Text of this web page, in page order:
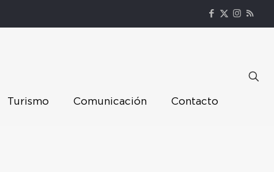
Turismo Comunicación Contacto